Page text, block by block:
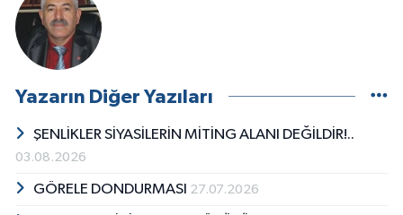
Yazarın Diğer Yazıları
ŞENLİKLER SİYASİLERİN MİTİNG ALANI DEĞİLDİR!..
03.08.2026
GÖRELE DONDURMASI 27.07.2026